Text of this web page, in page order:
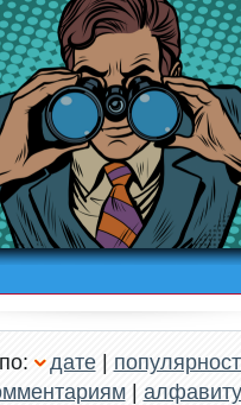
дате|
| алфавиту